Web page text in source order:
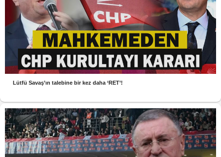
Lütfü Savaş’ın talebine bir kez daha ‘RET’!